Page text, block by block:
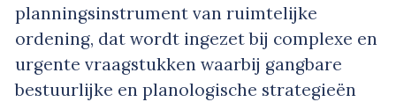
planningsinstrument van ruimtelijke
ordening, dat wordt ingezet bij complexe en
urgente vraagstukken waarbij gangbare
bestuurlijke en planologische strategieën